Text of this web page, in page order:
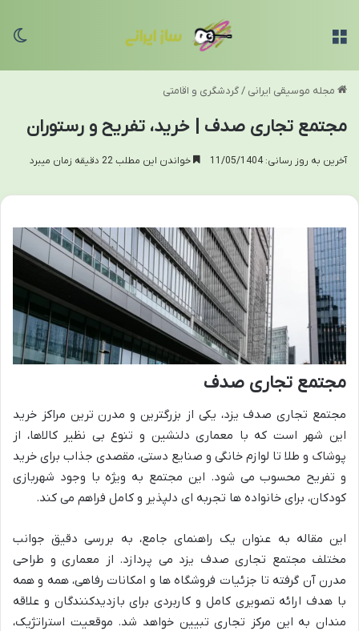
مجله موسیقی ایرانی /گردشگری و اقامتی
مجتمع تجاری صدف | خرید، تفریح و رستوران
آخرین به روز رسانی: 11/05/1404 خواندن این مطلب 22 دقیقه زمان میبرد
مجتمع تجاری صدف
مجتمع تجاری صدف یزد، یکی از بزرگترین و مدرن ترین مراکز خرید
این شهر است که با معماری دلنشین و تنوع بی نظیر کالاها، از
پوشاک و طلا تا لوازم خانگی و صنایع دستی، مقصدی جذاب برای خرید
و تفریح محسوب می شود. این مجتمع به ویژه با وجود شهربازی
کودکان، برای خانواده ها تجربه ای دلپذیر و کامل فراهم می کند.
این مقاله به عنوان یک راهنمای جامع، به بررسی دقیق جوانب
مختلف مجتمع تجاری صدف یزد می پردازد. از معماری و طراحی
مدرن آن گرفته تا جزئیات فروشگاه ها و امکانات رفاهی، همه و همه
با هدف ارائه تصویری کامل و کاربردی برای بازدیدکنندگان و علاقه
مندان به این مرکز تجاری تبیین خواهد شد. موقعیت استراتژیک،